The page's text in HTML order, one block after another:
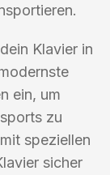
Klavier in
ein, um
zu
speziellen
sicher